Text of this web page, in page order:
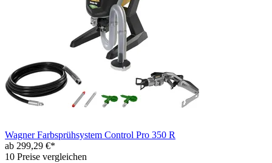
Wagner Farbsprühsystem Control Pro 350 R
ab 299,29 €*
10 Preise vergleichen